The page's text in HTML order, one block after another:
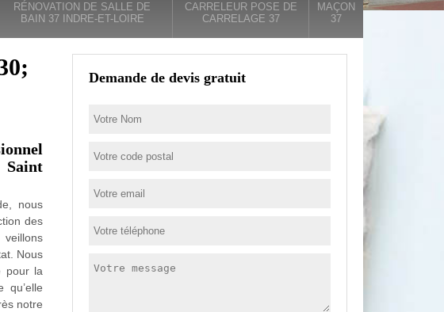
RÉNOVATION DE SALLE DE
BAIN 37 INDRE-ET-LOIRE
CARRELEUR POSE DE
CARRELAGE 37
MAÇON
37
nous
des
Nous
pour la
qu’elle
notre
Demande de devis gratuit